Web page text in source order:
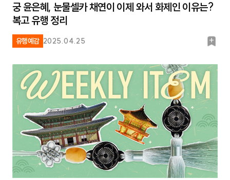
궁 윤은혜, 눈물셀카 채연이 이제 와서 화제인 이유는?
복고 유행 정리
유행예감 2025.04.25
북
크